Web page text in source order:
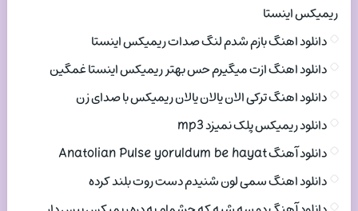
ریمیکس اینستا
دانلود اهنگ بازم شدم لنگ صدات ریمیکس اینستا
دانلود اهنگ ازت میگیرم حس بهتر ریمیکس اینستا غمگین
دانلود اهنگ ترکی الان یالان یالان ریمیکس با صدای زن
دانلود ریمیکس پلک نمیزد mp3
دانلود آهنگ Anatolian Pulse yoruldum be hayat
دانلود اهنگ سمی لون شنیدم دست روت بلند کرده